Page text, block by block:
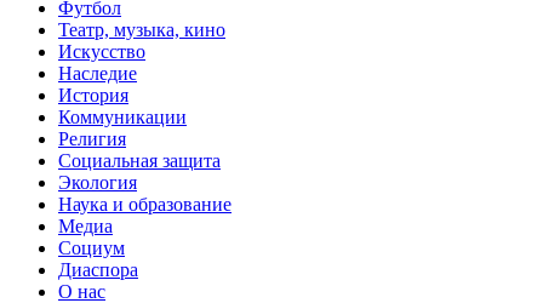
Футбол
Театр, музыка, кино
Искусство
Наследие
История
Коммуникации
Религия
Социальная защита
Экология
Наука и образование
Медиа
Социум
Диаспора
О нас